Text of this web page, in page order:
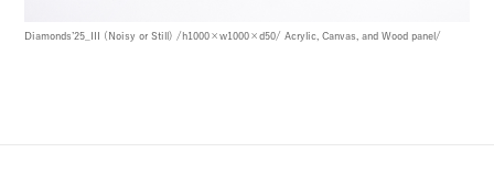
Diamonds’25_III (Noisy or Still) /h1000×w1000×d50/ Acrylic, Canvas, and Wood panel/